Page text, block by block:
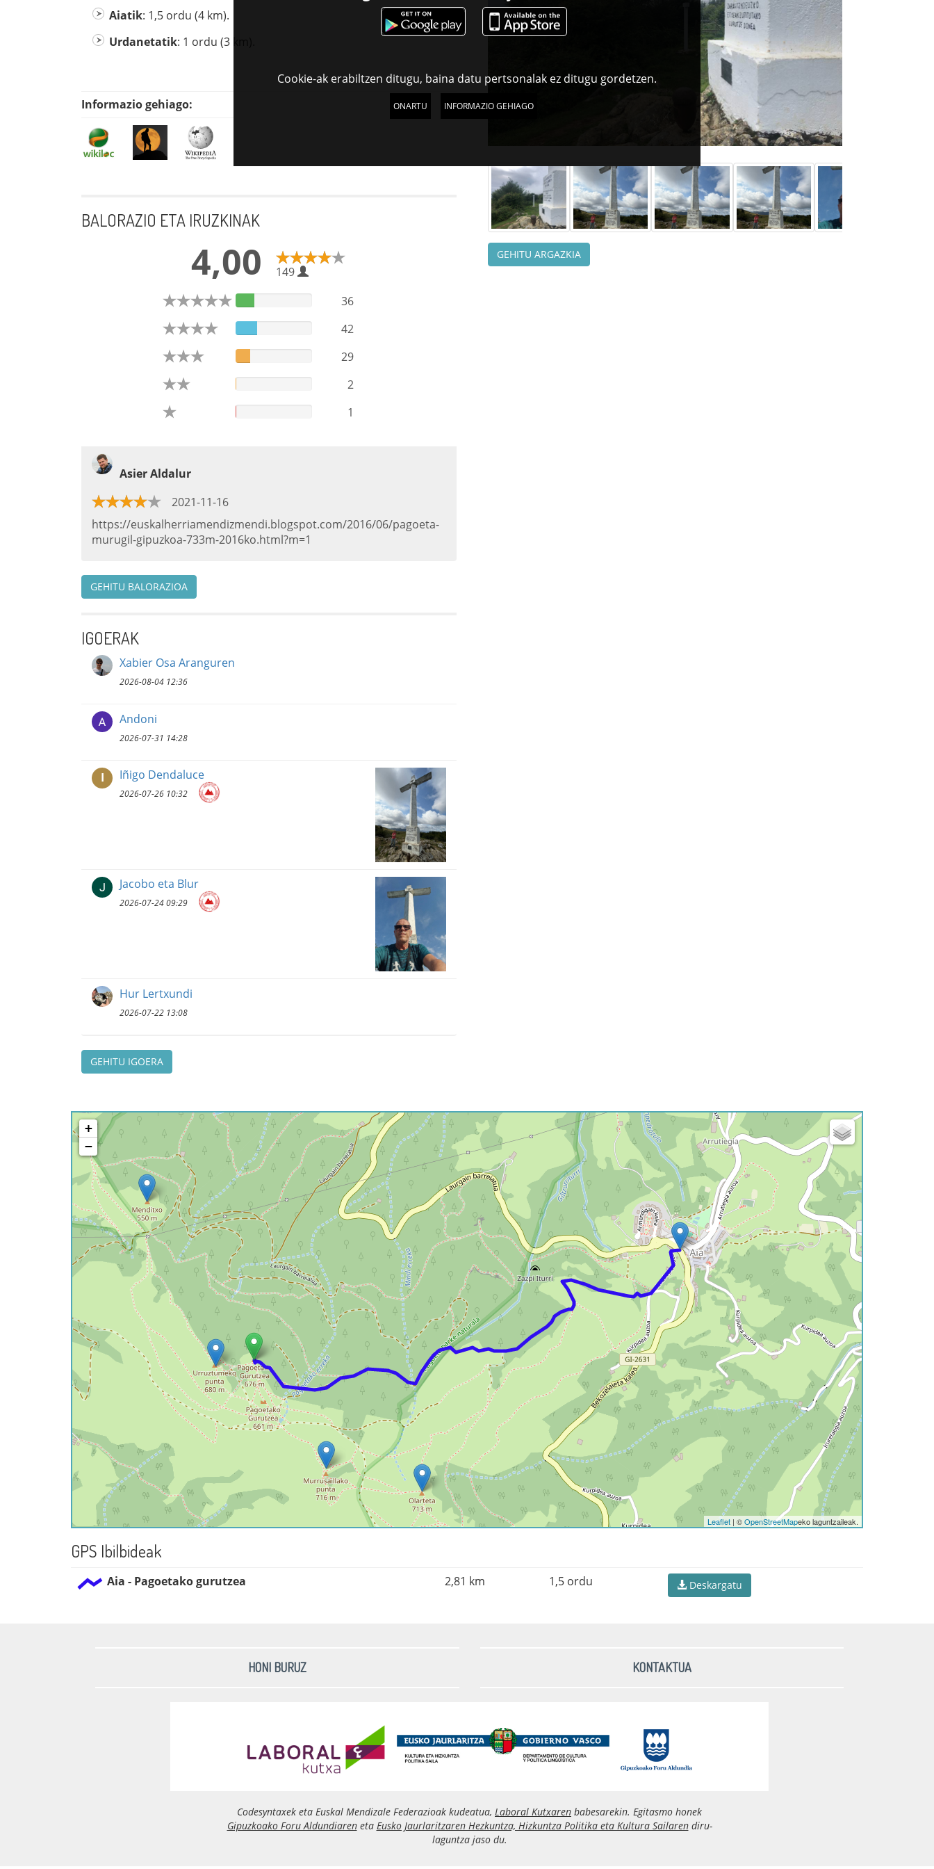
Cookie-ak erabiltzen ditugu, baina datu pertsonalak ez ditugu gordetzen.
ONARTU INFORMAZIO GEHIAGO
Aiatik: 1,5 ordu (4 km).
Urdanetatik: 1 ordu (3 km).
Informazio gehiago:
BALORAZIO ETA IRUZKINAK
4,00
149
36
42
29
2
1
Asier Aldalur
2021-11-16
https://euskalherriamendizmendi.blogspot.com/2016/06/pagoeta-
murugil-gipuzkoa-733m-2016ko.html?m=1
GEHITU BALORAZIOA
IGOERAK
Xabier Osa Aranguren
2026-08-04 12:36
Andoni
2026-07-31 14:28
I Iñigo Dendaluce
2026-07-26 10:32
Jacobo eta Blur
2026-07-24 09:29
Hur Lertxundi
2026-07-22 13:08
GEHITU IGOERA
GEHITU ARGAZKIA
+
−
Leaflet | ©OpenStreetMapeko laguntzaileak.
GPS Ibilbideak
Aia - Pagoetako gurutzea 2,81 km 1,5 ordu Deskargatu
HONI BURUZ KONTAKTUA
Codesyntaxek eta Euskal Mendizale Federazioak kudeatua, Laboral Kutxaren babesarekin. Egitasmo honek
Gipuzkoako Foru Aldundiareneta Eusko Jaurlaritzaren Hezkuntza, Hizkuntza Politika eta Kultura Sailarendiru-
laguntza jaso du.